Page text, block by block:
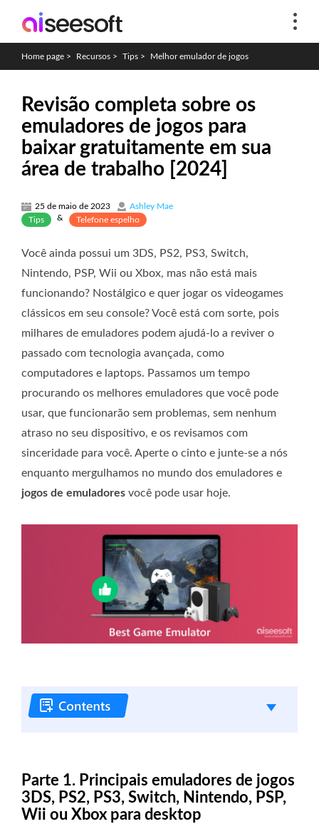
Home page > Recursos > Tips > Melhor emulador de jogos
Revisão completa sobre os
emuladores de jogos para
baixar gratuitamente em sua
área de trabalho [2024]
25 de maio de 2023
Ashley Mae
Tips
& Telefone espelho
Você ainda possui um 3DS, PS2, PS3, Switch,
Nintendo, PSP, Wii ou Xbox, mas não está mais
funcionando? Nostálgico e quer jogar os videogames
clássicos em seu console? Você está com sorte, pois
milhares de emuladores podem ajudá-lo a reviver o
passado com tecnologia avançada, como
computadores e laptops. Passamos um tempo
procurando os melhores emuladores que você pode
usar, que funcionarão sem problemas, sem nenhum
atraso no seu dispositivo, e os revisamos com
sinceridade para você. Aperte o cinto e junte-se a nós
enquanto mergulhamos no mundo dos emuladores e
jogos de emuladores você pode usar hoje.
Parte 1. Principais emuladores de jogos
3DS, PS2, PS3, Switch, Nintendo, PSP,
Wii ou Xbox para desktop